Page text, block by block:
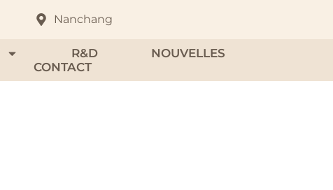
Nanchang
R&D
NOUVELLES
CONTACT